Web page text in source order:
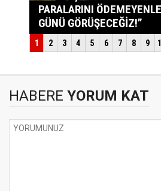
HABERE YORUM KAT